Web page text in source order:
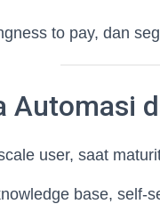
to pay, dan
Automasi
user, saat
base, self-